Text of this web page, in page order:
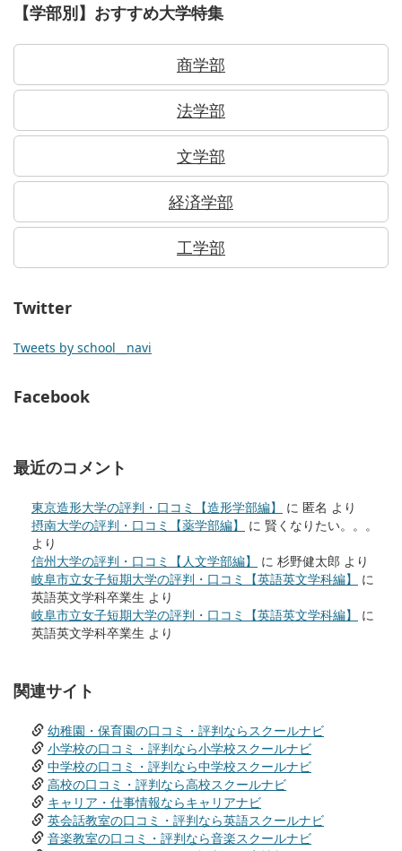
【学部別】おすすめ大学特集
商学部
法学部
文学部
経済学部
工学部
Twitter
Tweets by school__navi
Facebook
最近のコメント
東京造形大学の評判・口コミ【造形学部編】 に 匿名 より
摂南大学の評判・口コミ【薬学部編】
に 賢くなりたい。。。
より
信州大学の評判・口コミ【人文学部編】
に 杉野健太郎 より
岐阜市立女子短期大学の評判・口コミ【英語英文学科編】
に
英語英文学科卒業生 より
岐阜市立女子短期大学の評判・口コミ【英語英文学科編】
に
英語英文学科卒業生 より
関連サイト
幼稚園・保育園の口コミ・評判ならスクールナビ
小学校の口コミ・評判なら小学校スクールナビ
中学校の口コミ・評判なら中学校スクールナビ
高校の口コミ・評判なら高校スクールナビ
キャリア・仕事情報ならキャリアナビ
英会話教室の口コミ・評判なら英語スクールナビ
音楽教室の口コミ・評判なら音楽スクールナビ